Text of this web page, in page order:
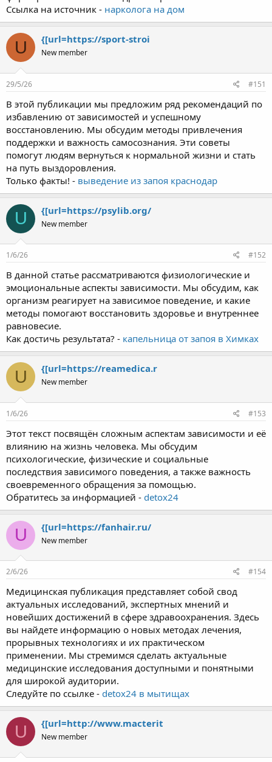
Ссылка на источник - нарколога на дом
U {[url=https://sport-stroi
New member
29/5/26 #151
В этой публикации мы предложим ряд рекомендаций по
избавлению от зависимостей и успешному
восстановлению. Мы обсудим методы привлечения
поддержки и важность самосознания. Эти советы
помогут людям вернуться к нормальной жизни и стать
на путь выздоровления.
Только факты! - выведение из запоя краснодар
U {[url=https://psylib.org/
New member
1/6/26 #152
В данной статье рассматриваются физиологические и
эмоциональные аспекты зависимости. Мы обсудим, как
организм реагирует на зависимое поведение, и какие
методы помогают восстановить здоровье и внутреннее
равновесие.
Как достичь результата? - капельница от запоя в Химках
U {[url=https://reamedica.r
New member
1/6/26 #153
Этот текст посвящён сложным аспектам зависимости и её
влиянию на жизнь человека. Мы обсудим
психологические, физические и социальные
последствия зависимого поведения, а также важность
своевременного обращения за помощью.
Обратитесь за информацией - detox24
U {[url=https://fanhair.ru/
New member
2/6/26 #154
Медицинская публикация представляет собой свод
актуальных исследований, экспертных мнений и
новейших достижений в сфере здравоохранения. Здесь
вы найдете информацию о новых методах лечения,
прорывных технологиях и их практическом
применении. Мы стремимся сделать актуальные
медицинские исследования доступными и понятными
для широкой аудитории.
Следуйте по ссылке - detox24 в мытищах
U {[url=http://www.macterit
New member